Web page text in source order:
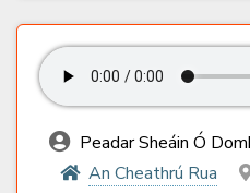
Peadar Sheáin Ó
An Cheathrú Rua